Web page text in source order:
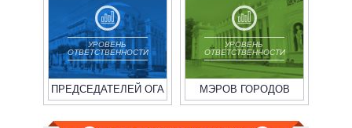
УРОВЕНЬ
ОТВЕТСТВЕННОСТИ
ПРЕДСЕДАТЕЛЕЙ ОГА
УРОВЕНЬ
ОТВЕТСТВЕННОСТИ
МЭРОВ ГОРОДОВ